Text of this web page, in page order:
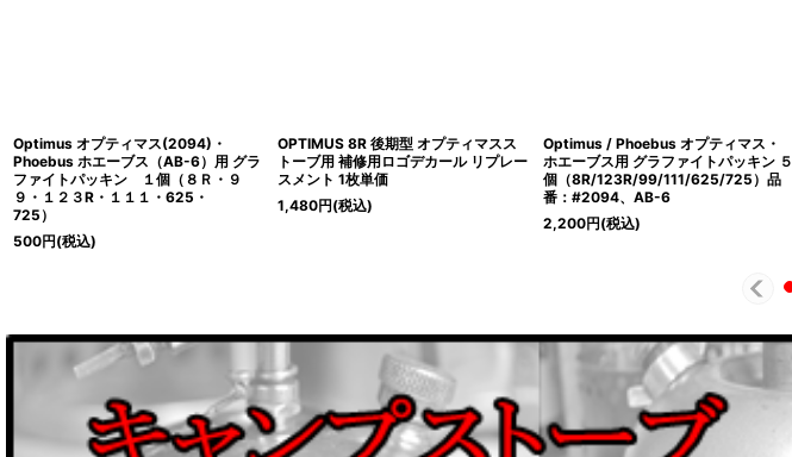
Optimus オプティマス(2094)・
Phoebus ホエーブス（AB-6）用 グラ
ファイトパッキン １個（８Ｒ・９
９・１２３R・１１１・625・
725）
500円(税込)
OPTIMUS 8R 後期型 オプティマスス
トーブ用 補修用ロゴデカール リプレー
スメント 1枚単価
1,480円(税込)
Optimus / Phoebus オプティマス・
ホエーブス用 グラファイトパッキン ５
個（8R/123R/99/111/625/725）品
番：#2094、AB-6
2,200円(税込)